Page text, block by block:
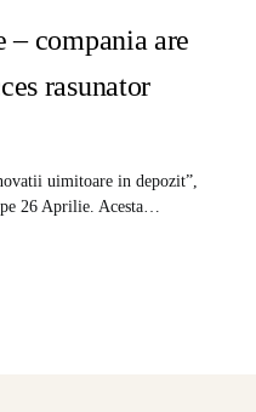
compania are
rasunator
uimitoare in depozit”,
26 Aprilie. Acesta…